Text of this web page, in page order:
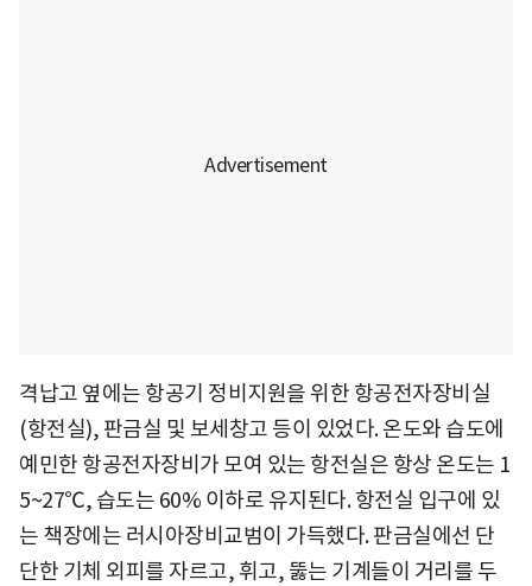
격납고 옆에는 항공기 정비지원을 위한 항공전자장비실
(항전실), 판금실 및 보세창고 등이 있었다. 온도와 습도에
예민한 항공전자장비가 모여 있는 항전실은 항상 온도는 1
5~27℃, 습도는 60% 이하로 유지된다. 항전실 입구에 있
는 책장에는 러시아장비교범이 가득했다. 판금실에선 단
단한 기체 외피를 자르고, 휘고, 뚫는 기계들이 거리를 두